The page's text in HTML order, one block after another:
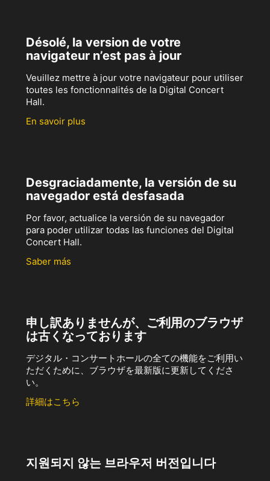
Désolé, la version de votre
navigateur n’est pas à jour
Veuillez mettre à jour votre navigateur pour utiliser
toutes les fonctionnalités de la Digital Concert
Hall.
En savoir plus
Desgraciadamente, la versión de su
navegador está desfasada
Por favor, actualice la versión de su navegador
para poder utilizar todas las funciones del Digital
Concert Hall.
Saber más
申し訳ありませんが、ご利用のブラウザ
は古くなっております
デジタル・コンサートホールの全ての機能をご利用い
ただくために、ブラウザを最新版に更新してくださ
い。
詳細はこちら
지원되지 않는 브라우저 버전입니다